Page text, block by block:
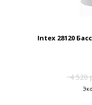
Intex 28120
4 520